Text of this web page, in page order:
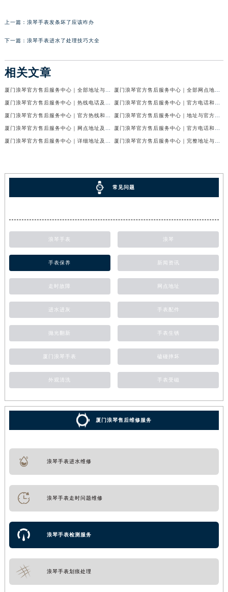
上一篇： 浪琴手表发条坏了应该咋办
下一篇： 浪琴手表进水了处理技巧大全
相关文章
常见问题
浪琴手表 浪琴
手表保养 新闻资讯
走时故障 网点地址
进水进灰 手表配件
抛光翻新 手表生锈
厦门浪琴手表 磕碰摔坏
外观清洗 手表受磁
厦门浪琴售后维修服务
浪琴手表进水维修
浪琴手表走时问题维修
浪琴手表检测服务
浪琴手表划痕处理